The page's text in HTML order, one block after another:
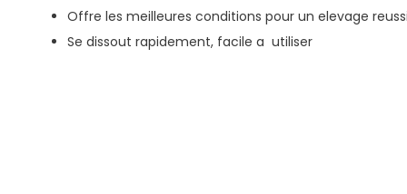
Offre les meilleures conditions pour un elevage
Se dissout rapidement, facile a utiliser